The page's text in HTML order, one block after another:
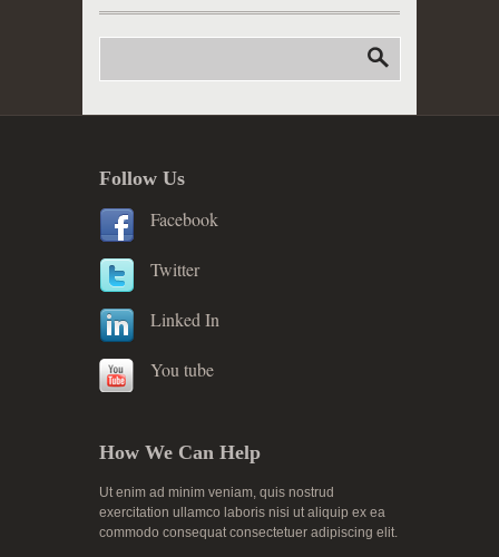
Follow Us
Facebook
Twitter
Linked In
You tube
How We Can Help
Ut enim ad minim veniam, quis nostrud
exercitation ullamco laboris nisi ut aliquip ex ea
commodo consequat consectetuer adipiscing elit.